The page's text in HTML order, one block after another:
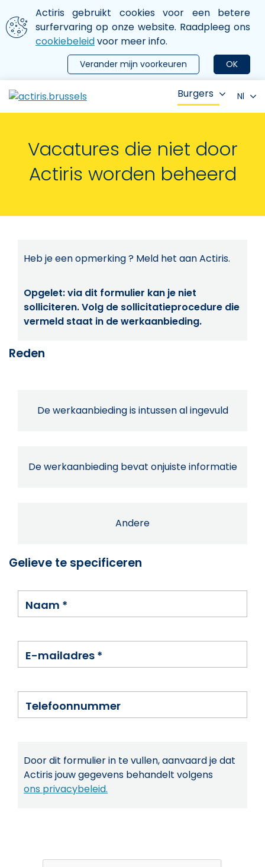
Aller au contenu principal
We gebruiken cookies
Actiris gebruikt cookies voor een betere
surfervaring op onze website. Raadpleeg ons
cookiebeleidvoor meer info.
OK
Verander mijn voorkeuren
le menu
Burgers Nl
Vacatures die niet door
Actiris worden beheerd
Heb je een opmerking ? Meld het aan Actiris.
Opgelet: via dit formulier kan je niet
solliciteren. Volg de sollicitatieprocedure die
vermeld staat in de werkaanbieding.
Reden
De werkaanbieding is intussen al ingevuld
De werkaanbieding bevat onjuiste informatie
Andere
Gelieve te specificeren
Naam *
E-mailadres *
Telefoonnummer
Door dit formulier in te vullen, aanvaard je dat
Actiris jouw gegevens behandelt volgens
ons privacybeleid.